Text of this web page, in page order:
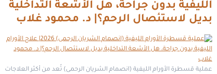
الليفية بدون جراحة، هل الأشعة التداخلية
بديل لاستئصال الرحم؟| د. محمود غلاب
عملية قسطرة الأورام الليفية (انصمام الشريان الرحمى) تُعد من أكثر العلاجات